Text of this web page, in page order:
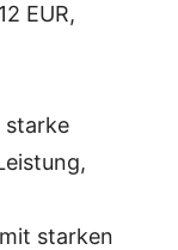
EUR,
starke
starken